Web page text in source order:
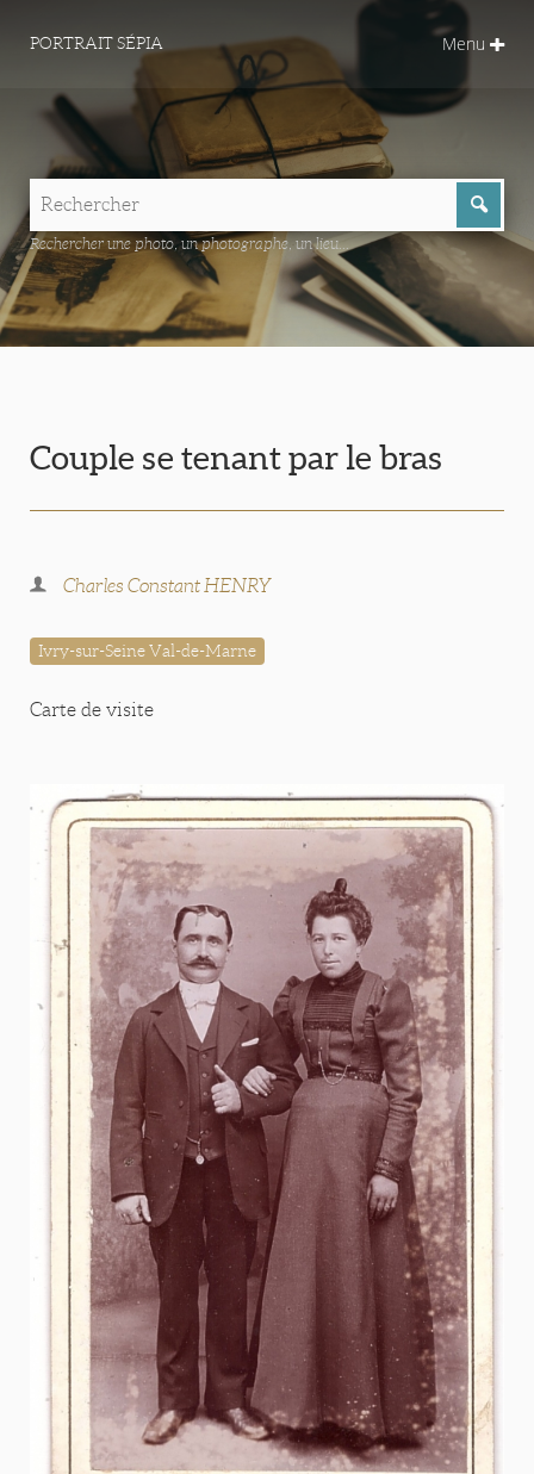
PORTRAIT SÉPIA Menu
Rechercher une photo, un photographe, un lieu...
Couple se tenant par le bras
Charles Constant HENRY
Ivry-sur-Seine Val-de-Marne
Carte de visite